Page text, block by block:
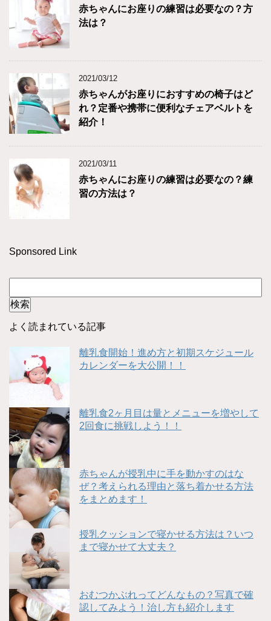
赤ちゃんにお座りの練習は必要なの？方
法は？
2021/03/12
赤ちゃんがお座りにおすすめの椅子はど
れ？定番や携帯に便利なチェアベルトを
紹介！
2021/03/11
赤ちゃんにお座りの練習は必要なの？練
習の方法は？
Sponsored Link
よく読まれている記事
離乳食開始！進め方と初期スケジュール
カレンダーを大公開！！
離乳食2ヶ月目は量とメニューを増やして
2回食に挑戦しよう！！
赤ちゃんが授乳中に手を動かすのはな
ぜ？考えられる理由と落ち着かせる方法
をまとめます！
授乳クッションで寝かせる方法は？いつ
まで寝かせて大丈夫？
おむつかぶれってどんなもの？写真で確
認してみよう！治し方も紹介します